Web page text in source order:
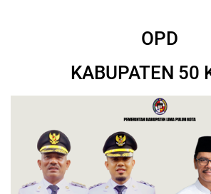
OPD
KABUPATEN 50